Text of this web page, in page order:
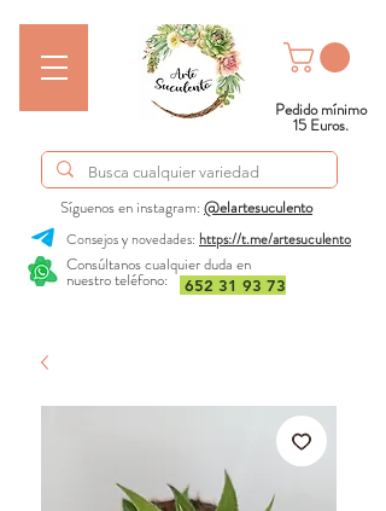
Consúltanos cualquier duda en
nuestro teléfono:
Síguenos en instagram:@elartesuculento
652 31 93 73
Consejos y novedades: https://t.me/artesuculento
Pedido mínimo
15 Euros.